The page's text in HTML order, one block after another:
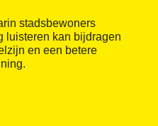
stadsbewoners
luisteren kan bijdragen
en een betere